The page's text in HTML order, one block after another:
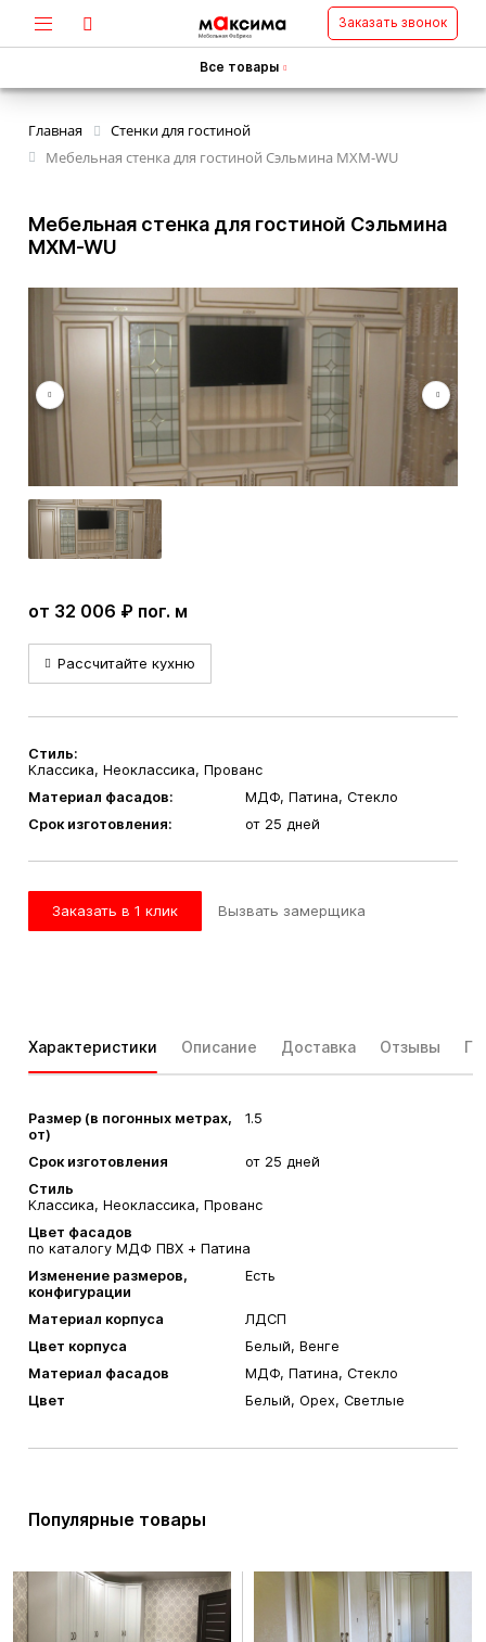
Заказать звонок
Все товары
Главная
Стенки для гостиной
Мебельная стенка для гостиной Сэльмина MXM-WU
Мебельная стенка для гостиной Сэльмина
MXM-WU
от 32 006 ₽ пог. м
Рассчитайте кухню
Стиль:
Классика, Неоклассика, Прованс
Материал фасадов:
МДФ, Патина, Стекло
Срок изготовления:
от 25 дней
Заказать в 1 клик Вызвать замерщика
Характеристики Описание Доставка Отзывы
Размер (в погонных метрах,
от)
1.5
Срок изготовления
от 25 дней
Стиль
Классика, Неоклассика, Прованс
Цвет фасадов
по каталогу МДФ ПВХ + Патина
Изменение размеров,
конфигурации
Есть
Материал корпуса
ЛДСП
Цвет корпуса
Белый, Венге
Материал фасадов
МДФ, Патина, Стекло
Цвет
Белый, Орех, Светлые
Популярные товары